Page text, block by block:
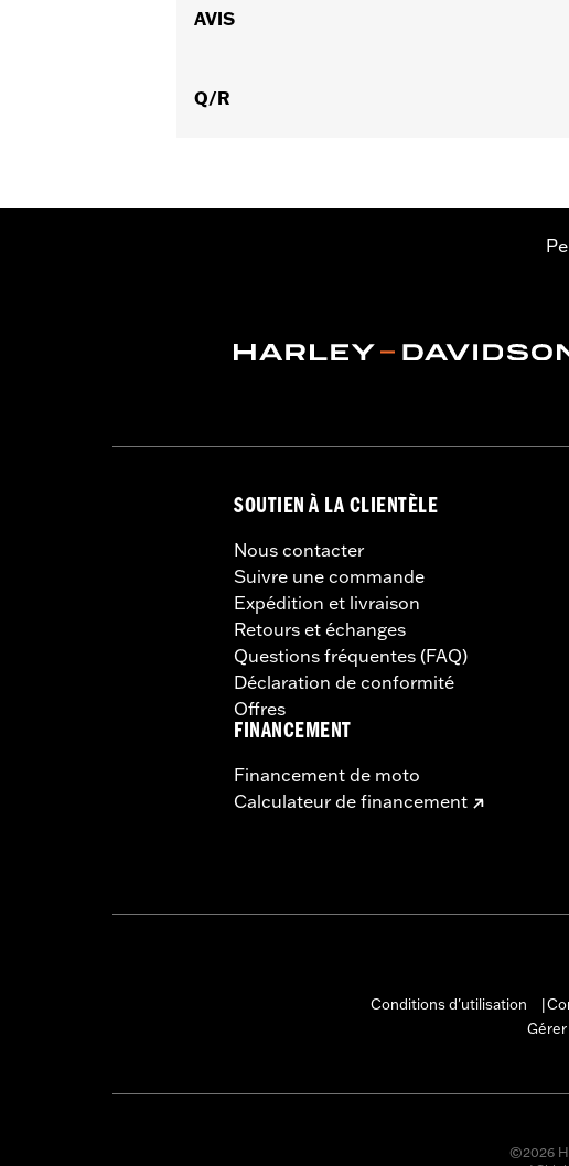
tronquées (sauf FLTRXSE et FLHXSE de
Ajustable:
AVERTISSEMENT:N'utilisez pas les repose-
AVIS
Q/R
SOUTIEN À LA CLIENTÈLE
Nous contacter
Suivre une commande
Expédition et livraison
Retours et échanges
Questions fréquentes (FAQ)
Déclaration de conformité
Offres
FINANCEMENT
Financement de moto
Calculateur de financement
Conditions d'utilisation
©2026